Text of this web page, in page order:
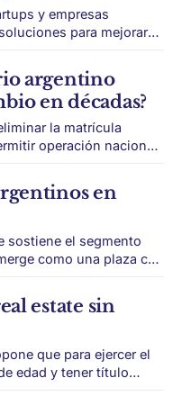
y empresas
para mejorar
va más allá de
argentino
en décadas?
la matrícula
operación nacional
profunda. El
busca redefinir el
en
sostiene el segmento
como una plaza con
para
y un mercado
estate sin
que para ejercer el
edad y tener título